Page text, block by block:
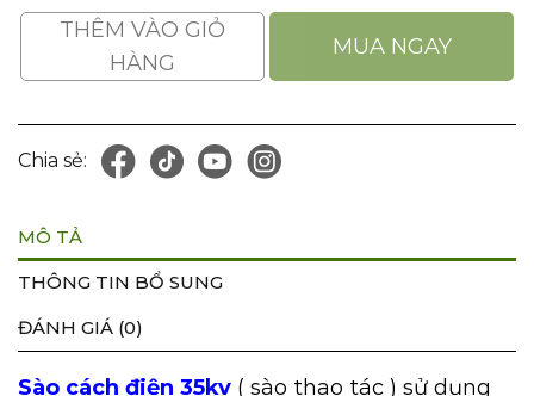
THÊM VÀO GIỎ
HÀNG
MUA NGAY
Chia sẻ:
MÔ TẢ
THÔNG TIN BỔ SUNG
ĐÁNH GIÁ (0)
Sào cách điện 35kv ( sào thao tác ) sử dụng